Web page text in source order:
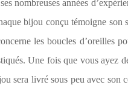
nombreuses années
bijou conçu témoigne son
les boucles d’oreilles
Une fois que vous ayez
sera livré sous peu avec son